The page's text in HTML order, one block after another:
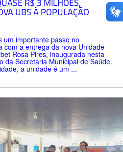
R$ 3 MILHÕES,
UBS À POPULAÇÃO
um importante passo no
com a entrega da nova Unidade
Rosa Pires, inaugurada nesta
da Secretaria Municipal de Saúde.
a unidade é um ...